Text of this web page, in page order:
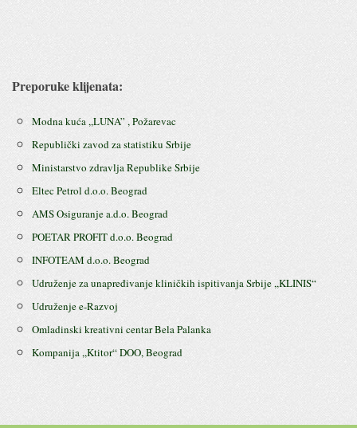
Preporuke klijenata:
Modna kuća ,,LUNA” , Požarevac
Republički zavod za statistiku Srbije
Ministarstvo zdravlja Republike Srbije
Eltec Petrol d.o.o. Beograd
AMS Osiguranje a.d.o. Beograd
POETAR PROFIT d.o.o. Beograd
INFOTEAM d.o.o. Beograd
Udruženje za unapređivanje kliničkih ispitivanja Srbije ,,KLINIS“
Udruženje e-Razvoj
Omladinski kreativni centar Bela Palanka
Kompanija ,,Ktitor“ DOO, Beograd